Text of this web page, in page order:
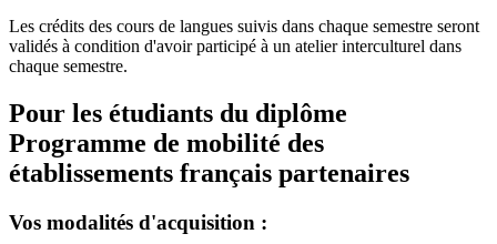
Les crédits des cours de langues suivis dans chaque semestre seront
validés à condition d'avoir participé à un atelier interculturel dans
chaque semestre.
Pour les étudiants du diplôme
Programme de mobilité des
établissements français partenaires
Vos modalités d'acquisition :